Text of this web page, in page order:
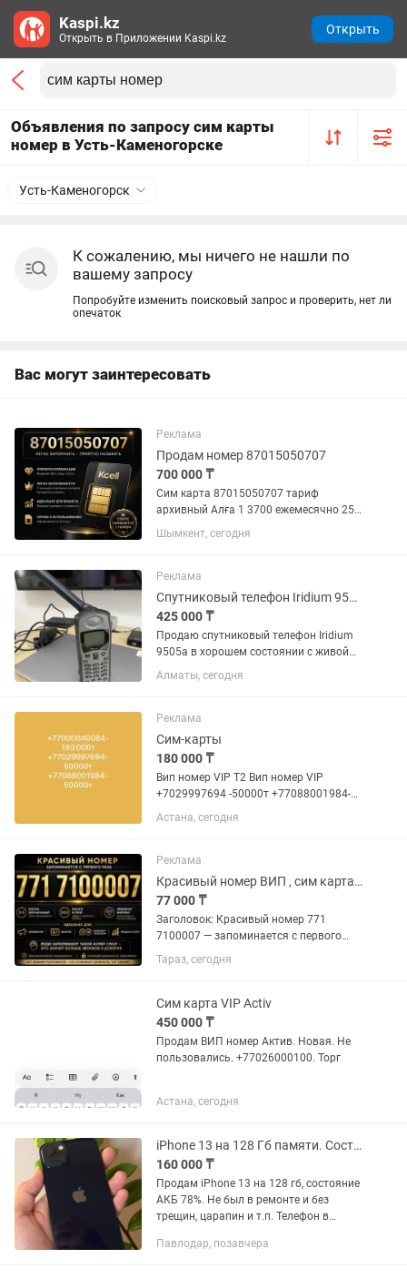
Объявления по запросу сим карты
номер в Усть-Каменогорске
Усть-Каменогорск
К сожалению, мы ничего не нашли по
вашему запросу
Попробуйте изменить поисковый запрос и проверить, нет ли
опечаток
Вас могут заинтересовать
Реклама
Продам номер 87015050707
700 000 ₸
Сим карта 87015050707 тариф
архивный Алға 1 3700 ежемесячно 25
гб 350 мин на все операторы, между
актив, ксеел бесплатно.
Шымкент, сегодня
Реклама
Спутниковый телефон Iridium 9505a
425 000 ₸
Продаю спутниковый телефон Iridium
9505a в хорошем состоянии с живой
батареей. Сим-карта с номером в
приложении. Спутниковый телефон
телефона от Motorola сети...
Алматы, сегодня
Реклама
Сим-карты
180 000 ₸
Вип номер VIP Т2 Вип номер VIP
+7029997694 -50000т +77088001984-
Астана, сегодня
Реклама
Красивый номер ВИП , сим карта , есим , VIP
77 000 ₸
Заголовок: Красивый номер 771
7100007 — запоминается с первого
раза Описание: Продам красивый и
легко запоминающийся номер. 771
— много нулей (эффект «дорогого»...
Тараз, сегодня
Сим карта VIP Activ
450 000 ₸
Продам ВИП номер Актив. Новая. Не
пользовались. +77026000100. Торг
Астана, сегодня
iPhone 13 на 128 Гб памяти. Состояние АКБ 78%
160 000 ₸
Продам iPhone 13 на 128 гб, состояние
АКБ 78%. Не был в ремонте и без
трещин, царапин и т.п. Телефон в
корпус в идеальном состоянии. 1 сим
Павлодар, позавчера
Kaspi.kz
Открыть в Приложении Kaspi.kz
Открыть